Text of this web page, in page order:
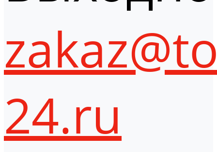
24.ru